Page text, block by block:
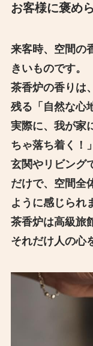
お客様に褒め
来客時、空間の
きいものです。
茶香炉の香りは
残る「自然な心
実際に、我が家
ちゃ落ち着く！
玄関やリビング
だけで、空間全
ように感じられ
茶香炉は高級旅
それだけ人の心